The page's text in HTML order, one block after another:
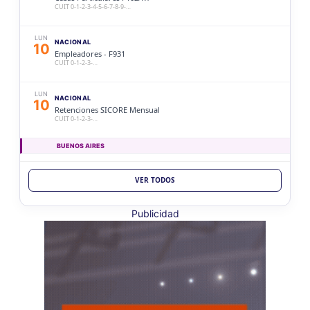
CUIT 0-1-2-3-4-5-6-7-8-9-…
LUN
10 NACIONAL
Empleadores - F931
CUIT 0-1-2-3-…
LUN
10 NACIONAL
Retenciones SICORE Mensual
CUIT 0-1-2-3-…
BUENOS AIRES
BUENOS AIRES
Ag. Bs As Reg Gral Retenc 2aQ
CUIT 0-1-2-3-4-5-6-7-8-9-…
LUN
10
10
VER TODOS
Publicidad